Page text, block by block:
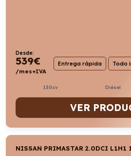
Desde:
539€
/mes+IVA
Entrega rápida Todo
130cv Diésel
VER
NISSAN PRIMASTAR 2.0DCI L1H1